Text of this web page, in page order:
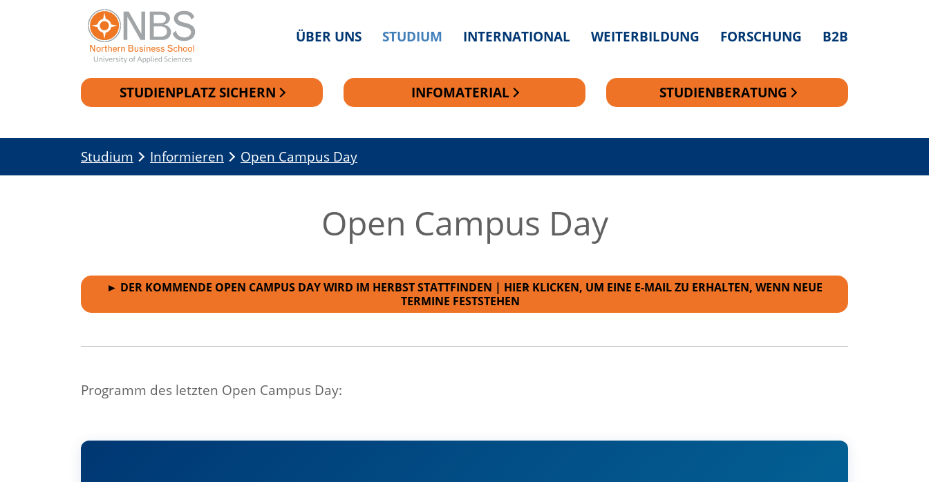
Zur Navigation springen
Zum Inhalt springen
ÜBER UNS STUDIUM INTERNATIONAL WEITERBILDUNG FORSCHUNG B2B
STUDIENPLATZ SICHERN INFOMATERIAL STUDIENBERATUNG
Studium Informieren Open Campus Day
Open Campus Day
► DER KOMMENDE OPEN CAMPUS DAY WIRD IM HERBST STATTFINDEN | HIER KLICKEN, UM EINE E-MAIL ZU ERHALTEN, WENN NEUE
TERMINE FESTSTEHEN
Programm des letzten Open Campus Day: